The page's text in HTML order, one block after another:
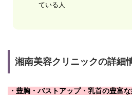
ている人
湘南美容クリニックの詳細
・豊胸・バストアップ・乳首の豊富